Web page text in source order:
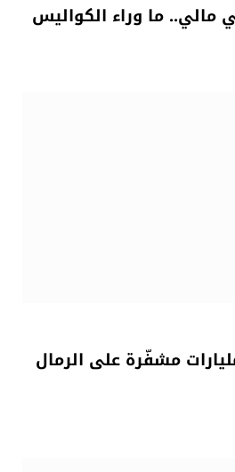
ما وراء الكواليس
مشفّرة على الرمال